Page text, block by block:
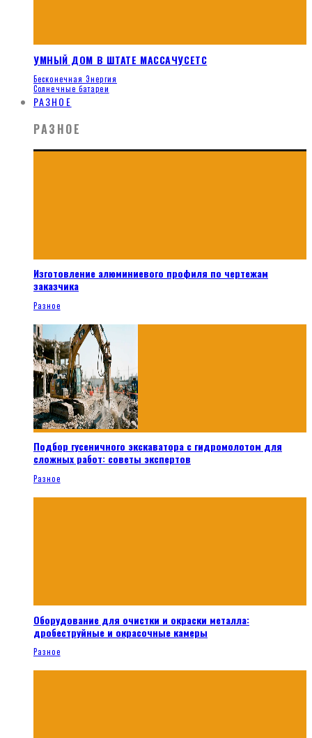
УМНЫЙ ДОМ В ШТАТЕ МАССАЧУСЕТС
Бесконечная Энергия
Солнечные батареи
РАЗНОЕ
РАЗНОЕ
Изготовление алюминиевого профиля по чертежам
заказчика
Разное
Подбор гусеничного экскаватора с гидромолотом для
сложных работ: советы экспертов
Разное
Оборудование для очистки и окраски металла:
дробеструйные и окрасочные камеры
Разное